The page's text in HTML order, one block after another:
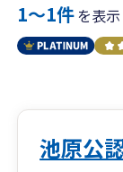
1〜1件を表
池原公